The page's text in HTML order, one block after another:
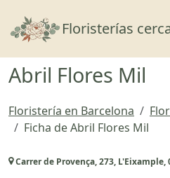
Floristerías
Abril Flores Mil
Floristería en Barcelona
Ficha de Abril Flores Mil
Carrer de Provença, 273, L'Eixample,